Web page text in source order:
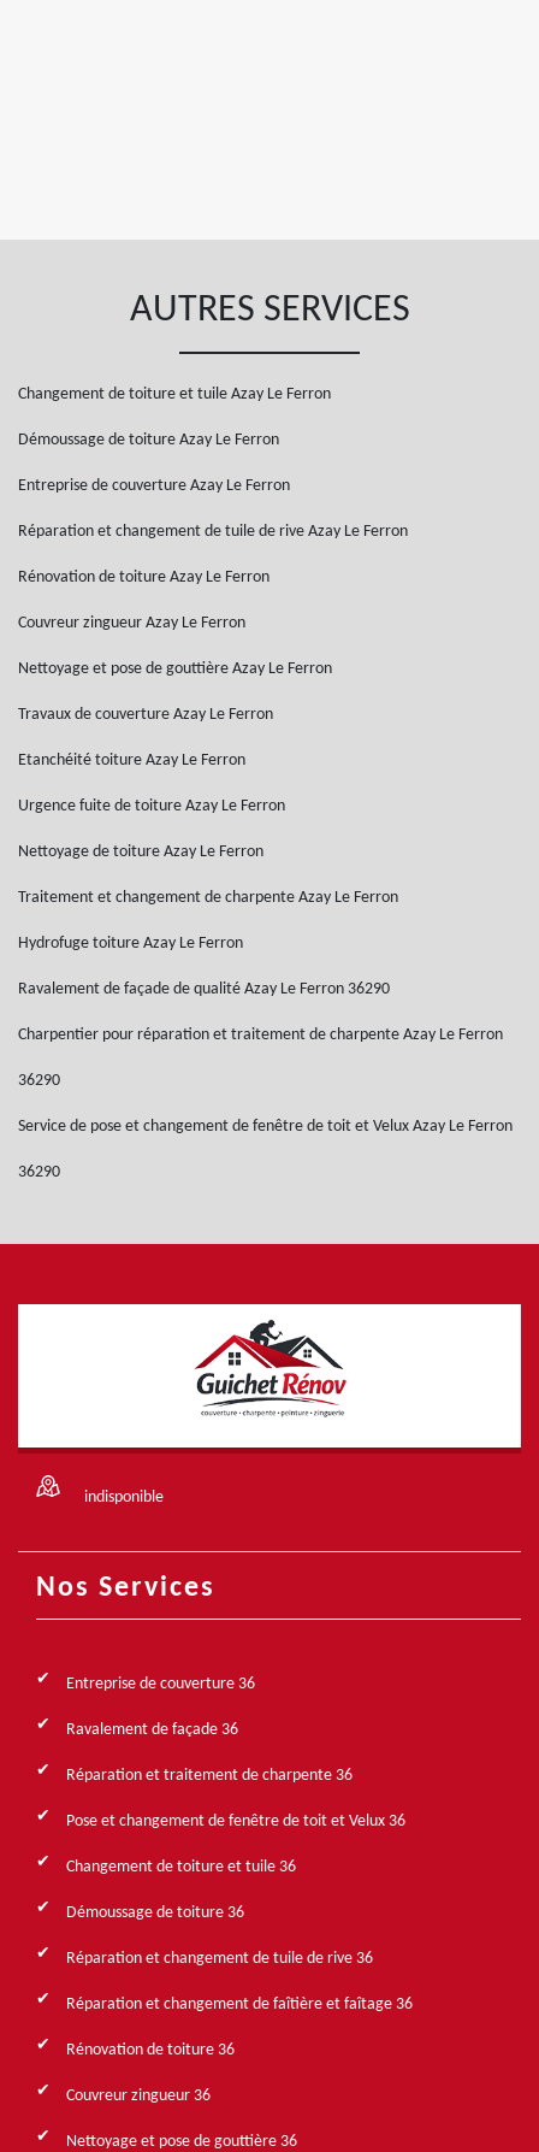
AUTRES SERVICES
Changement de toiture et tuile Azay Le Ferron
Démoussage de toiture Azay Le Ferron
Entreprise de couverture Azay Le Ferron
Réparation et changement de tuile de rive Azay Le Ferron
Rénovation de toiture Azay Le Ferron
Couvreur zingueur Azay Le Ferron
Nettoyage et pose de gouttière Azay Le Ferron
Travaux de couverture Azay Le Ferron
Etanchéité toiture Azay Le Ferron
Urgence fuite de toiture Azay Le Ferron
Nettoyage de toiture Azay Le Ferron
Traitement et changement de charpente Azay Le Ferron
Hydrofuge toiture Azay Le Ferron
Ravalement de façade de qualité Azay Le Ferron 36290
Charpentier pour réparation et traitement de charpente Azay Le Ferron
36290
Service de pose et changement de fenêtre de toit et Velux Azay Le Ferron
36290
indisponible
Nos Services
Entreprise de couverture 36
Ravalement de façade 36
Réparation et traitement de charpente 36
Pose et changement de fenêtre de toit et Velux 36
Changement de toiture et tuile 36
Démoussage de toiture 36
Réparation et changement de tuile de rive 36
Réparation et changement de faîtière et faîtage 36
Rénovation de toiture 36
Couvreur zingueur 36
Nettoyage et pose de gouttière 36